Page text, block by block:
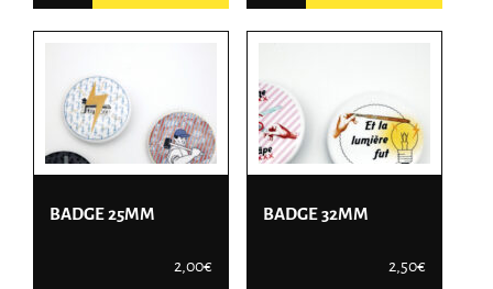
BADGE 25MM
2,00€
BADGE 32MM
2,50€